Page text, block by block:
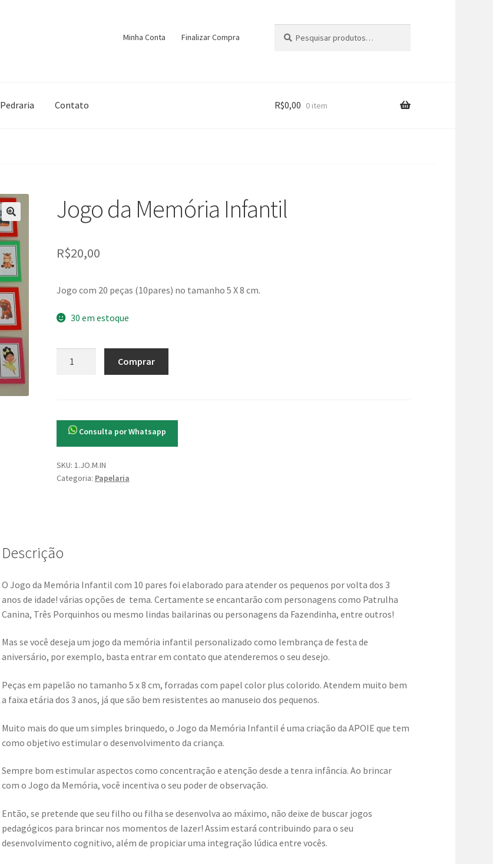
Minha Conta Finalizar Compra
por:
Pedraria Contato R$0,00 0 item
🔍
Jogo da Memória Infantil
R$20,00
Jogo com 20 peças (10pares) no tamanho 5 X 8 cm.
30 em estoque
Comprar
Consulta por Whatsapp
SKU: 1.JO.M.IN
Categoria: Papelaria
Descrição
O Jogo da Memória Infantil com 10 pares foi elaborado para atender os pequenos por volta dos 3
anos de idade! várias opções de tema. Certamente se encantarão com personagens como Patrulha
Canina, Três Porquinhos ou mesmo lindas bailarinas ou personagens da Fazendinha, entre outros!
Mas se você deseja um jogo da memória infantil personalizado como lembrança de festa de
aniversário, por exemplo, basta entrar em contato que atenderemos o seu desejo.
Peças em papelão no tamanho 5 x 8 cm, forradas com papel color plus colorido. Atendem muito bem
a faixa etária dos 3 anos, já que são bem resistentes ao manuseio dos pequenos.
Muito mais do que um simples brinquedo, o Jogo da Memória Infantil é uma criação da APOIE que tem
como objetivo estimular o desenvolvimento da criança.
Sempre bom estimular aspectos como concentração e atenção desde a tenra infância. Ao brincar
com o Jogo da Memória, você incentiva o seu poder de observação.
Então, se pretende que seu filho ou filha se desenvolva ao máximo, não deixe de buscar jogos
pedagógicos para brincar nos momentos de lazer! Assim estará contribuindo para o seu
desenvolvimento cognitivo, além de propiciar uma integração lúdica entre vocês.